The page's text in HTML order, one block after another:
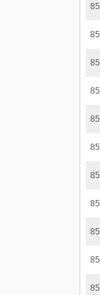
85
85
85
85
85
85
85
85
85
85
85